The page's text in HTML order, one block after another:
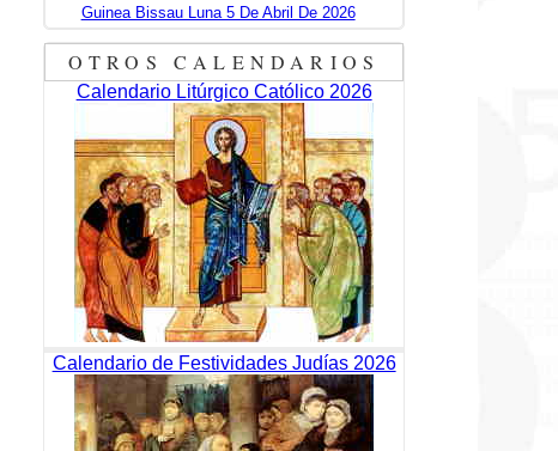
Guinea Bissau Luna 5 De Abril De 2026
OTROS CALENDARIOS
Calendario Litúrgico Católico 2026
Calendario de Festividades Judías 2026